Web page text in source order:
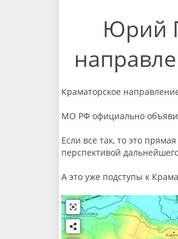
Юрий
Краматорское
МО РФ официально
Если все так, то это
перспективой
А это уже подступы к